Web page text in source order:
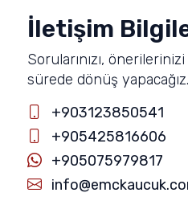
İletişim
Sorularınızı,
sürede dönüş yapacağız.
+903123850541
+905425816606
+905075979817